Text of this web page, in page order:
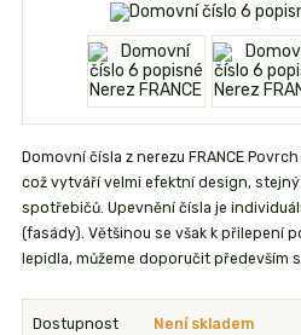
Domovní čísla z nerezu FRANCE
což vytváří velmi efektní design,
spotřebičů. Upevnění čísla je
(fasády). Většinou se však k přilepení
lepidla, můžeme doporučit především
Dostupnost Není skladem